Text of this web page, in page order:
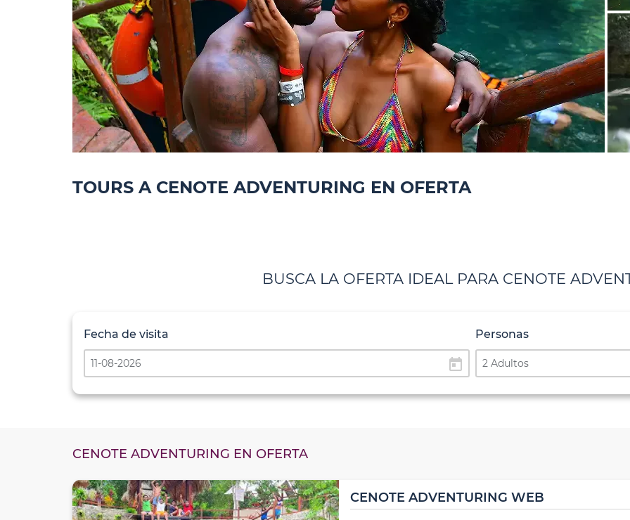
TOURS A CENOTE ADVENTURING EN OFERTA
BUSCA LA OFERTA IDEAL PARA CENOTE
Fecha de visita
today
Personas
2 Adultos
CENOTE ADVENTURING EN OFERTA
CENOTE ADVENTURING WEB